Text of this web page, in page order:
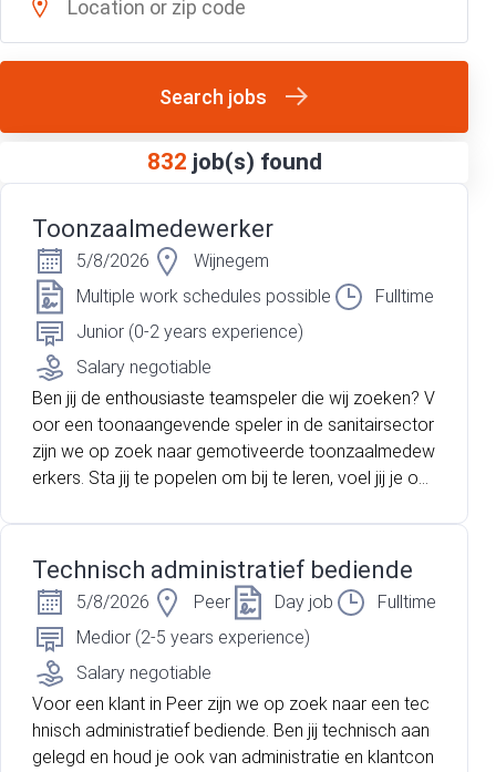
Search jobs
832 job(s) found
Toonzaalmedewerker
5/8/2026
Wijnegem
Multiple work schedules possible
Fulltime
Junior (0-2 years experience)
Salary negotiable
Ben jij de enthousiaste teamspeler die wij zoeken? V
oor een toonaangevende speler in de sanitairsector
zijn we op zoek naar gemotiveerde toonzaalmedew
erkers. Sta jij te popelen om bij te leren, voel jij je op j
sultaten behaalt? Dan hebben wij dé uitdaging voor j
ou!
Technisch administratief bediende
5/8/2026 Peer Day job
Fulltime
Medior (2-5 years experience)
Salary negotiable
Voor een klant in Peer zijn we op zoek naar een tec
hnisch administratief bediende. Ben jij technisch aan
gelegd en houd je ook van administratie en klantcon